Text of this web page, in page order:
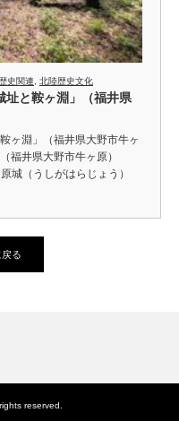
史関連 北陸歴史文化
址と鞍ヶ淵」（福井県
ヶ淵」（福井県大野市牛ヶ
福井県大野市牛ヶ原）
城（うしがはらじょう）
戻る
reserved.